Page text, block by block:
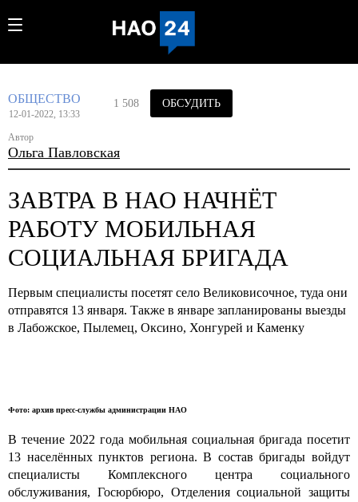
ОБЩЕСТВО
12-01-2022, 13:33
Автор
Ольга Павловская
1 508 ОБСУДИТЬ
ЗАВТРА В НАО НАЧНЁТ
РАБОТУ МОБИЛЬНАЯ
СОЦИАЛЬНАЯ БРИГАДА
Первым специалисты посетят село Великовисочное, туда они
отправятся 13 января. Также в январе запланированы выезды
в Лабожское, Пылемец, Оксино, Хонгурей и Каменку
Фото: архив пресс-службы администрации НАО
В течение 2022 года мобильная социальная бригада посетит
13 населённых пунктов региона. В состав бригады войдут
специалисты Комплексного центра социального
обслуживания, Госюрбюро, Отделения социальной защиты